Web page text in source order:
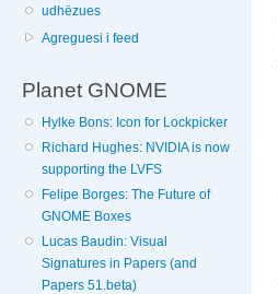
udhëzues
Agreguesi i feed
Planet GNOME
Hylke Bons: Icon for Lockpicker
Richard Hughes: NVIDIA is now
supporting the LVFS
Felipe Borges: The Future of
GNOME Boxes
Lucas Baudin: Visual
Signatures in Papers (and
Papers 51.beta)